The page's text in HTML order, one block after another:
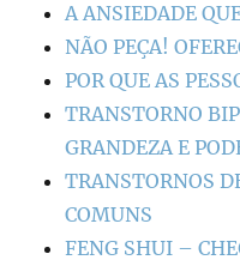
A ANSIEDADE
NÃO PEÇA!
POR QUE AS
TRANSTORNO
GRANDEZA E
TRANSTORNOS
COMUNS
FENG SHUI –